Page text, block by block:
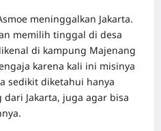
meninggalkan Jakarta.
memilih tinggal di desa
di kampung Majenang
karena kali ini misinya
sedikit diketahui hanya
Jakarta, juga agar bisa